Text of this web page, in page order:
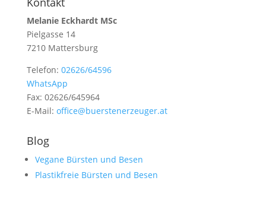
Melanie Eckhardt MSc
Pielgasse 14
7210 Mattersburg
Telefon: 02626/64596
WhatsApp
Fax: 02626/645964
E-Mail: office@buerstenerzeuger.at
Blog
Vegane Bürsten und Besen
Plastikfreie Bürsten und Besen